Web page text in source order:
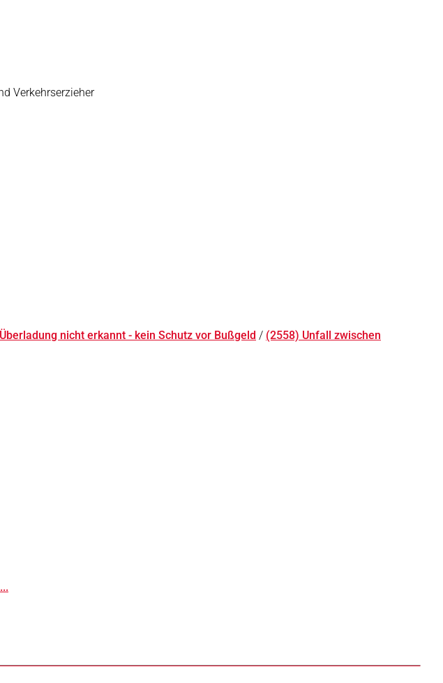
Verkehrserzieher
nicht erkannt - kein Schutz vor Bußgeld / (2558) Unfall zwischen